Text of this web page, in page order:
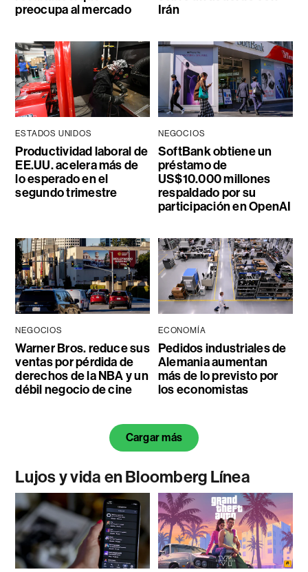
preocupa al mercado
Irán
ESTADOS UNIDOS
Productividad laboral de
EE.UU. acelera más de
lo esperado en el
segundo trimestre
NEGOCIOS
SoftBank obtiene un
préstamo de
US$10.000 millones
respaldado por su
participación en OpenAI
NEGOCIOS
Warner Bros. reduce sus
ventas por pérdida de
derechos de la NBA y un
débil negocio de cine
ECONOMÍA
Pedidos industriales de
Alemania aumentan
más de lo previsto por
los economistas
Cargar más
Lujos y vida en Bloomberg Línea